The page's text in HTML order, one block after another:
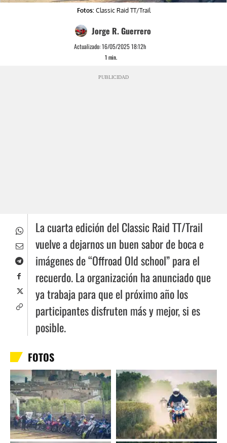
Fotos:Classic Raid TT/Trail
Jorge R. Guerrero
Actualizado:16/05/2025 18:12h
1 min.
PUBLICIDAD
La cuarta edición del Classic Raid TT/Trail
vuelve a dejarnos un buen sabor de boca e
imágenes de “Offroad Old school” para el
recuerdo. La organización ha anunciado que
ya trabaja para que el próximo año los
participantes disfruten más y mejor, si es
posible.
FOTOS